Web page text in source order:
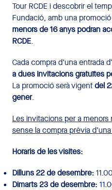
Tour RCDE i descobrir el
Fundació, amb una
menors de 16 anys podran
RCDE.
Cada compra d’una entrada
a dues invitacions gratuïtes
La promoció serà vigentdel
gener.
Les invitacions per a menors
sense la compra prèvia
Horaris de les visites:
Dilluns 22 de desembre:
Dimarts 23 de desembre: